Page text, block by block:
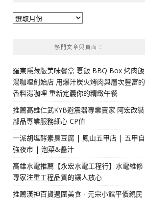
彙
熱門文章與頁面︰
羅東隱藏版美味餐盒 夏飯 BBQ Box 烤肉飯
湯咖哩創始店 用爆汁炭火烤肉與層次豐富的
香料湯咖哩 重新定義你的精緻午餐
推薦高雄仁武KYB避震器專業賣家 阿宏改裝
部品專業服務細心 CP值
一派胡塩酵素臭豆腐 | 鳳山五甲店 | 五甲自
強夜市 | 泡菜&醬汁
高雄水電推薦【永宏水電工程行】水電維修
專家注重工程品質的讓人放心
推薦漢神百貨週圍美食 - 元宗小館平價親民